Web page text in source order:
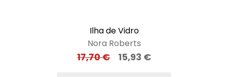
Ilha de Vidro
Nora Roberts
17,70€ 15,93 €